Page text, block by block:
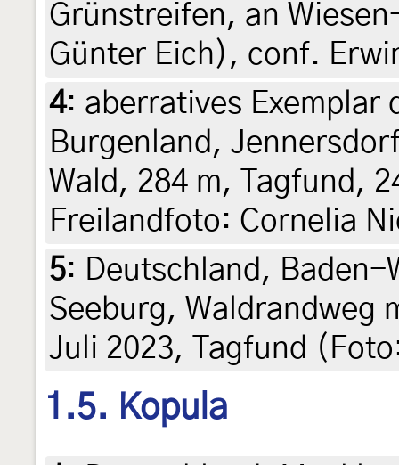
Grünstreifen, an
Günter Eich), conf.
4: aberratives Exemplar
Burgenland,
Wald, 284 m, Tagfund,
Freilandfoto: Cornelia
5: Deutschland,
Seeburg, Waldrandweg
Juli 2023, Tagfund
1.5. Kopula